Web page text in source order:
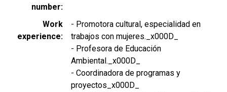
number
Work
experience
- Promotora cultural, especialidad en
trabajos con mujeres._x000D_
- Profesora de Educación
Ambiental._x000D_
- Coordinadora de programas y
proyectos_x000D_